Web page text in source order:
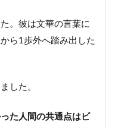
。彼は文華の言葉に
ら1歩外へ踏み出した
した。
た人間の共通点はビ